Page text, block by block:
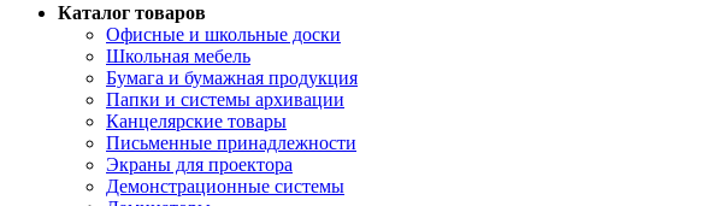
Каталог товаров
Офисные и школьные доски
Школьная мебель
Бумага и бумажная продукция
Папки и системы архивации
Канцелярские товары
Письменные принадлежности
Экраны для проектора
Демонстрационные системы